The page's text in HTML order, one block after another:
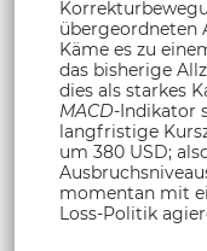
übergeordneten
Käme es zu
das bisherige
dies als starkes
MACD-Indikator
langfristige
um 380 USD;
momentan mit
Loss-Politik